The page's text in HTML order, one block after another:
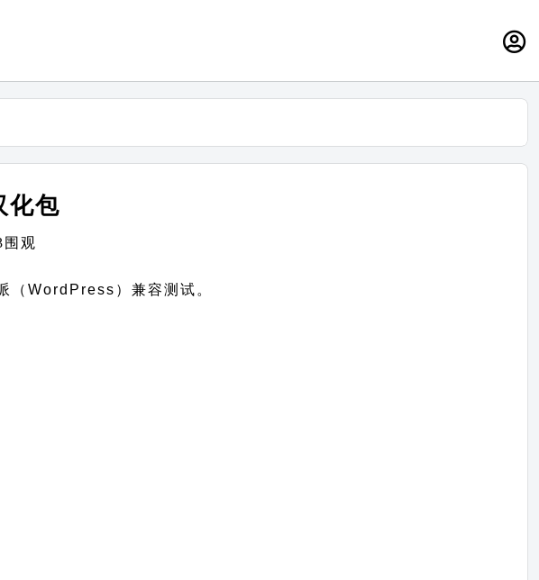
化包
围观
（WordPress）兼容测试。